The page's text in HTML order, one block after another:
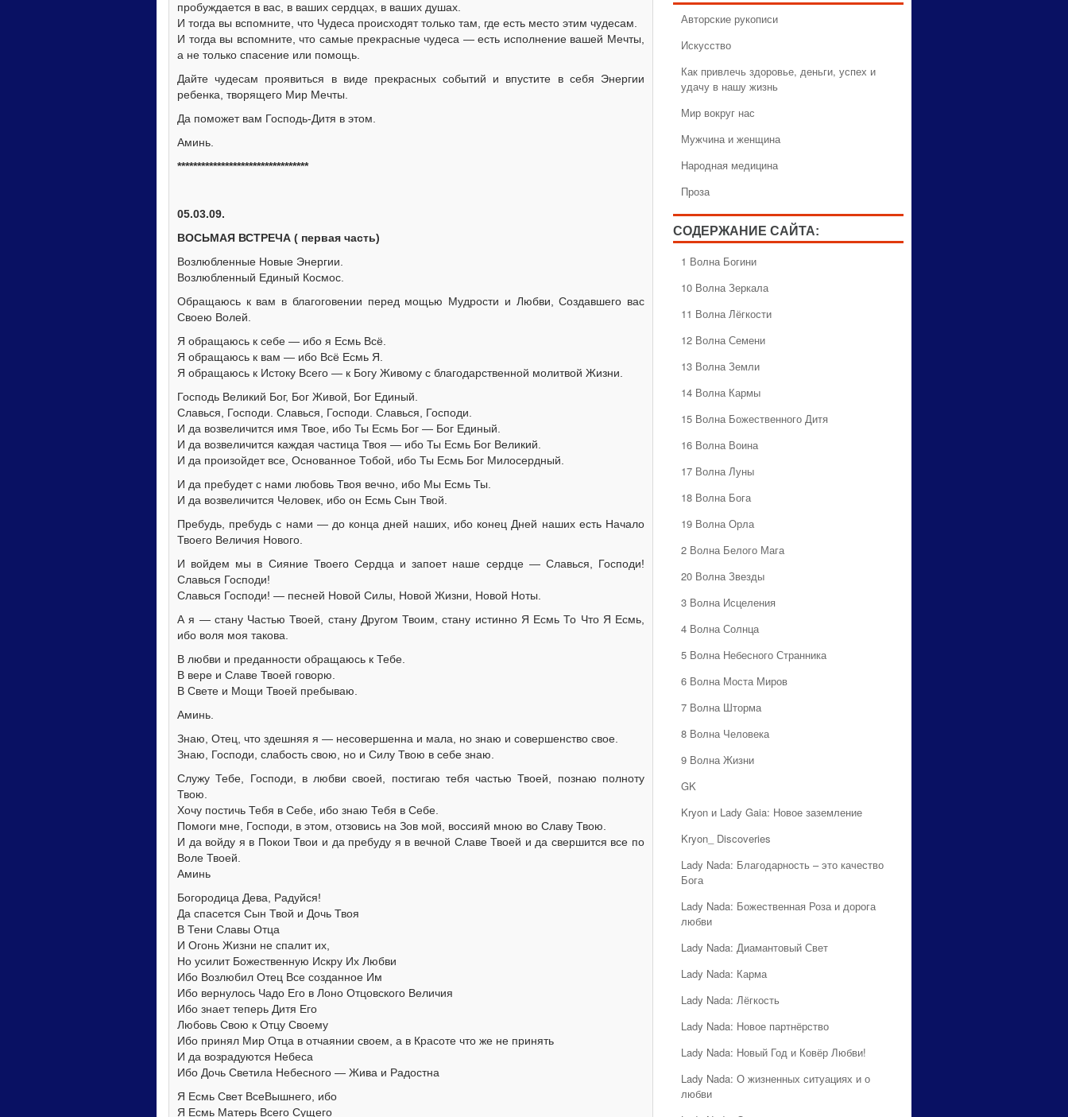
пробуждается в вас, в ваших сердцах, в ваших душах.
И тогда вы вспомните, что Чудеса происходят только там, где есть место этим чудесам.
И тогда вы вспомните, что самые прекрасные чудеса — есть исполнение вашей Мечты,
а не только спасение или помощь.
Дайте чудесам проявиться в виде прекрасных событий и впустите в себя Энергии
ребенка, творящего Мир Мечты.
Да поможет вам Господь-Дитя в этом.
Аминь.
*********************************
05.03.09.
ВОСЬМАЯ ВСТРЕЧА ( первая часть)
Возлюбленные Новые Энергии.
Возлюбленный Единый Космос.
Обращаюсь к вам в благоговении перед мощью Мудрости и Любви, Создавшего вас
Своею Волей.
Я обращаюсь к себе — ибо я Есмь Всё.
Я обращаюсь к вам — ибо Всё Есмь Я.
Я обращаюсь к Истоку Всего — к Богу Живому с благодарственной молитвой Жизни.
Господь Великий Бог, Бог Живой, Бог Единый.
Славься, Господи. Славься, Господи. Славься, Господи.
И да возвеличится имя Твое, ибо Ты Есмь Бог — Бог Единый.
И да возвеличится каждая частица Твоя — ибо Ты Есмь Бог Великий.
И да произойдет все, Основанное Тобой, ибо Ты Есмь Бог Милосердный.
И да пребудет с нами любовь Твоя вечно, ибо Мы Есмь Ты.
И да возвеличится Человек, ибо он Есмь Сын Твой.
Пребудь, пребудь с нами — до конца дней наших, ибо конец Дней наших есть Начало
Твоего Величия Нового.
И войдем мы в Сияние Твоего Сердца и запоет наше сердце — Славься, Господи!
Славься Господи!
Славься Господи! — песней Новой Силы, Новой Жизни, Новой Ноты.
А я — стану Частью Твоей, стану Другом Твоим, стану истинно Я Есмь То Что Я Есмь,
ибо воля моя такова.
В любви и преданности обращаюсь к Тебе.
В вере и Славе Твоей говорю.
В Свете и Мощи Твоей пребываю.
Аминь.
Знаю, Отец, что здешняя я — несовершенна и мала, но знаю и совершенство свое.
Знаю, Господи, слабость свою, но и Силу Твою в себе знаю.
Служу Тебе, Господи, в любви своей, постигаю тебя частью Твоей, познаю полноту
Твою.
Хочу постичь Тебя в Себе, ибо знаю Тебя в Себе.
Помоги мне, Господи, в этом, отзовись на Зов мой, воссияй мною во Славу Твою.
И да войду я в Покои Твои и да пребуду я в вечной Славе Твоей и да свершится все по
Воле Твоей.
Аминь
Богородица Дева, Радуйся!
Да спасется Сын Твой и Дочь Твоя
В Тени Славы Отца
И Огонь Жизни не спалит их,
Но усилит Божественную Искру Их Любви
Ибо Возлюбил Отец Все созданное Им
Ибо вернулось Чадо Его в Лоно Отцовского Величия
Ибо знает теперь Дитя Его
Любовь Свою к Отцу Своему
Ибо принял Мир Отца в отчаянии своем, а в Красоте что же не принять
И да возрадуются Небеса
Ибо Дочь Светила Небесного — Жива и Радостна
Я Есмь Свет ВсеВышнего, ибо
Я Есмь Матерь Всего Сущего
Авторские рукописи
Искусство
Как привлечь здоровье, деньги, успех и
удачу в нашу жизнь
Мир вокруг нас
Мужчина и женщина
Народная медицина
Проза
СОДЕРЖАНИЕ САЙТА:
1 Волна Богини
10 Волна Зеркала
11 Волна Лёгкости
12 Волна Семени
13 Волна Земли
14 Волна Кармы
15 Волна Божественного Дитя
16 Волна Воина
17 Волна Луны
18 Волна Бога
19 Волна Орла
2 Волна Белого Мага
20 Волна Звезды
3 Волна Исцеления
4 Волна Солнца
5 Волна Небесного Странника
6 Волна Моста Миров
7 Волна Шторма
8 Волна Человека
9 Волна Жизни
GK
Kryon и Lady Gaia: Новое заземление
Kryon_ Discoveries
Lady Nada: Благодарность – это качество
Бога
Lady Nada: Божественная Роза и дорога
любви
Lady Nada: Диамантовый Свет
Lady Nada: Карма
Lady Nada: Лёгкость
Lady Nada: Новое партнёрство
Lady Nada: Новый Год и Ковёр Любви!
Lady Nada: О жизненных ситуациях и о
любви